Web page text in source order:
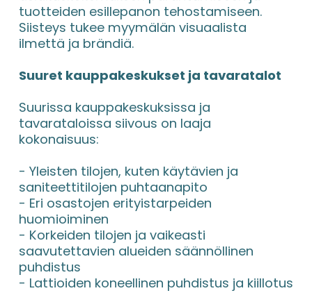
tuotteiden esillepanon tehostamiseen.
Siisteys tukee myymälän visuaalista
ilmettä ja brändiä.
Suuret kauppakeskukset ja tavaratalot
Suurissa kauppakeskuksissa ja
tavarataloissa siivous on laaja
kokonaisuus:
- Yleisten tilojen, kuten käytävien ja
saniteettitilojen puhtaanapito
- Eri osastojen erityistarpeiden
huomioiminen
- Korkeiden tilojen ja vaikeasti
saavutettavien alueiden säännöllinen
puhdistus
- Lattioiden koneellinen puhdistus ja kiillotus